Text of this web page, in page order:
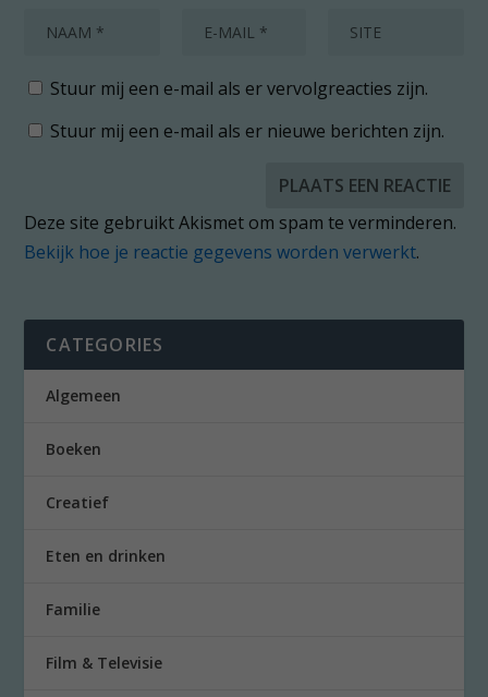
Stuur mij een e-mail als er vervolgreacties zijn.
Stuur mij een e-mail als er nieuwe berichten zijn.
Deze site gebruikt Akismet om spam te verminderen.
Bekijk hoe je reactie gegevens worden verwerkt.
CATEGORIES
Algemeen
Boeken
Creatief
Eten en drinken
Familie
Film & Televisie